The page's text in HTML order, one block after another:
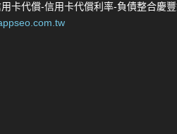
卡代償-信用卡代償利率-負債整合慶